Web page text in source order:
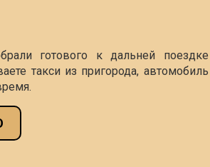
готового к дальней поездке
такси из пригорода, автомобиль